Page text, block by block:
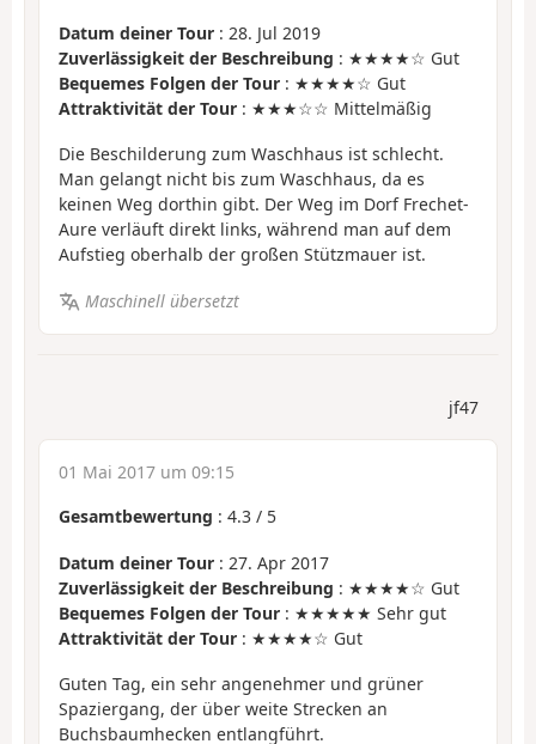
Datum deiner Tour : 28. Jul 2019
Zuverlässigkeit der Beschreibung : ★★★★☆ Gut
Bequemes Folgen der Tour : ★★★★☆ Gut
Attraktivität der Tour : ★★★☆☆ Mittelmäßig
Die Beschilderung zum Waschhaus ist schlecht.
Man gelangt nicht bis zum Waschhaus, da es
keinen Weg dorthin gibt. Der Weg im Dorf Frechet-
Aure verläuft direkt links, während man auf dem
Aufstieg oberhalb der großen Stützmauer ist.
Maschinell übersetzt
jf47
01 Mai 2017 um 09:15
Gesamtbewertung : 4.3 / 5
Datum deiner Tour : 27. Apr 2017
Zuverlässigkeit der Beschreibung : ★★★★☆ Gut
Bequemes Folgen der Tour : ★★★★★ Sehr gut
Attraktivität der Tour : ★★★★☆ Gut
Guten Tag, ein sehr angenehmer und grüner
Spaziergang, der über weite Strecken an
Buchsbaumhecken entlangführt.